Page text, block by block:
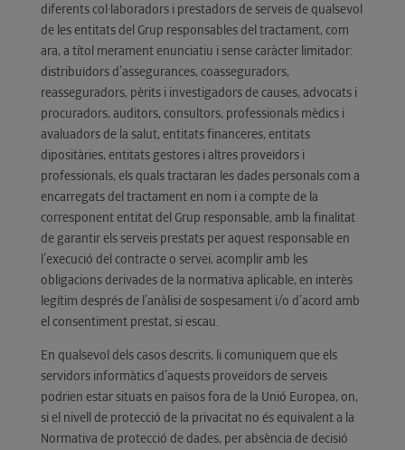
diferents col·laboradors i prestadors de serveis de qualsevol
de les entitats del Grup responsables del tractament, com
ara, a títol merament enunciatiu i sense caràcter limitador:
distribuïdors d’assegurances, coasseguradors,
reasseguradors, pèrits i investigadors de causes, advocats i
procuradors, auditors, consultors, professionals mèdics i
avaluadors de la salut, entitats financeres, entitats
dipositàries, entitats gestores i altres proveïdors i
professionals, els quals tractaran les dades personals com a
encarregats del tractament en nom i a compte de la
corresponent entitat del Grup responsable, amb la finalitat
de garantir els serveis prestats per aquest responsable en
l’execució del contracte o servei, acomplir amb les
obligacions derivades de la normativa aplicable, en interès
legítim després de l’anàlisi de sospesament i/o d’acord amb
el consentiment prestat, si escau.
En qualsevol dels casos descrits, li comuniquem que els
servidors informàtics d’aquests proveïdors de serveis
podrien estar situats en països fora de la Unió Europea, on,
si el nivell de protecció de la privacitat no és equivalent a la
Normativa de protecció de dades, per absència de decisió